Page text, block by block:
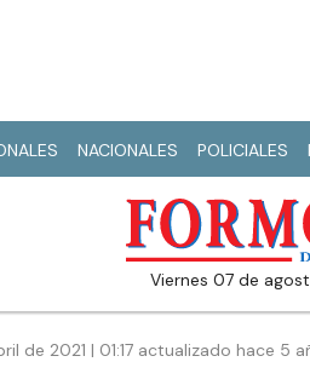
NACIONALES POLICIALES
viernes 07 de
de 2021 | 01:17 actualizado hace 5